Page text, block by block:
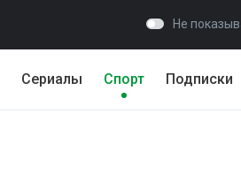
Не
Сериалы Спорт Подписки